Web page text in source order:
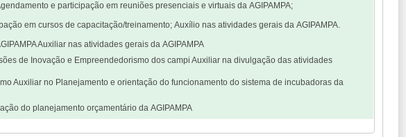
e participação em reuniões presenciais e virtuais da AGIPAMPA;
em cursos de capacitação/treinamento; Auxílio nas atividades gerais da AGIPAMPA.
Auxiliar nas atividades gerais da AGIPAMPA
de Inovação e Empreendedorismo dos campi Auxiliar na divulgação das atividades
Auxiliar no Planejamento e orientação do funcionamento do sistema de incubadoras da
do planejamento orçamentário da AGIPAMPA